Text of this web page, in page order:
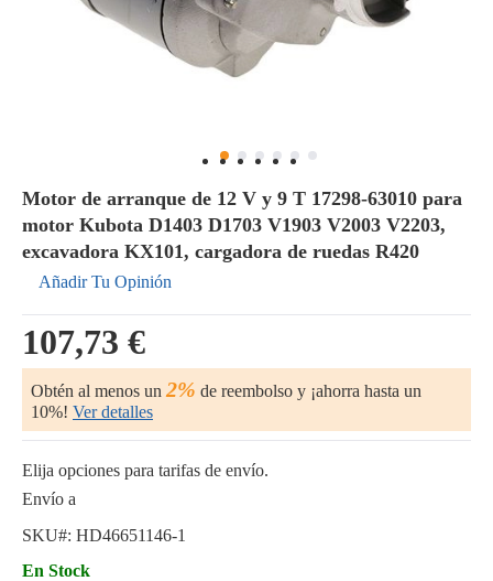
Motor de arranque de 12 V y 9 T 17298-63010 para
motor Kubota D1403 D1703 V1903 V2003 V2203,
excavadora KX101, cargadora de ruedas R420
Añadir Tu Opinión
107,73 €
Obtén al menos un 2% de reembolso y ¡ahorra hasta un
10%! Ver detalles
Elija opciones para tarifas de envío.
Envío a
SKU#: HD46651146-1
En Stock